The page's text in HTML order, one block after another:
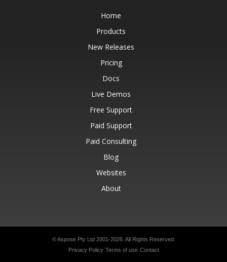
Home
Products
New Releases
Pricing
Docs
Live Demos
Free Support
Paid Support
Paid Consulting
Blog
Websites
About
© Aspose Pty Ltd 2001-2026. All Rights Reserved.
Privacy Policy Terms of use Contact